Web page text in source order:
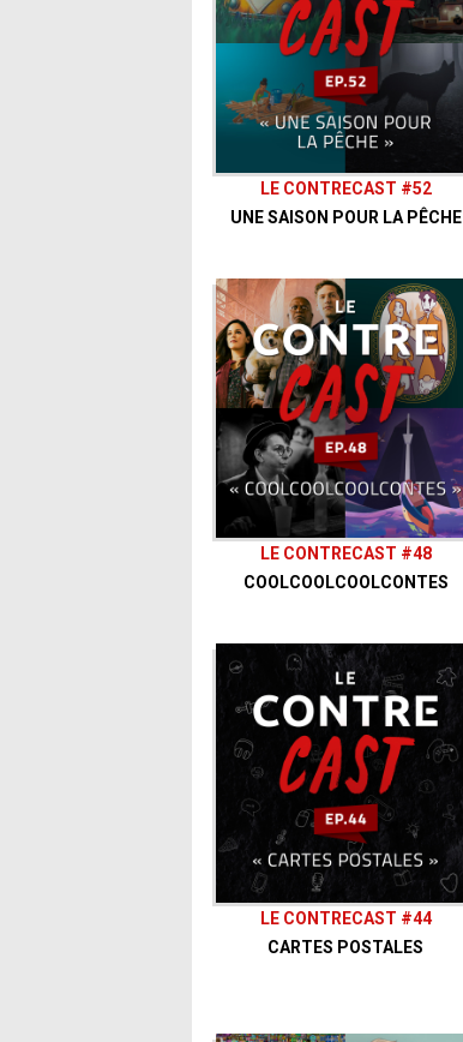
LE CONTRECAST #52
UNE SAISON POUR LA PÊCHE
LE CONTRECAST #48
COOLCOOLCOOLCONTES
LE CONTRECAST #44
CARTES POSTALES